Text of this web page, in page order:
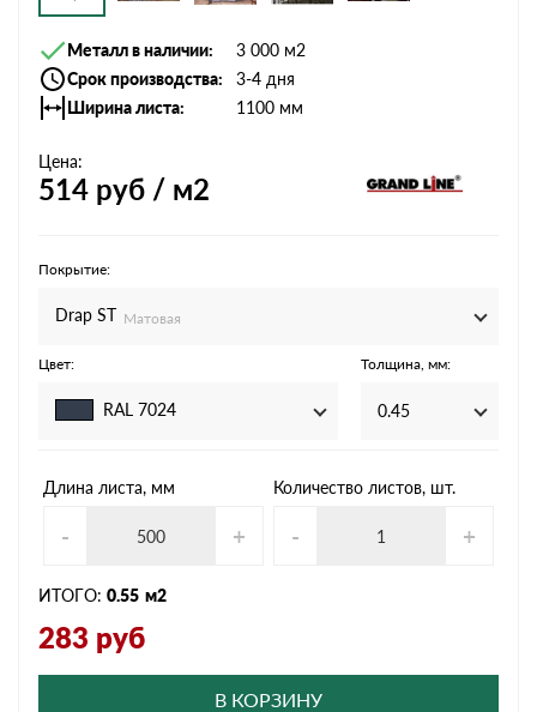
Металл в наличии
3 000 м2
Срок производства
3-4 дня
Ширина листа
1100 мм
Цена:
514 руб / м2
Покрытие:
Drap ST Матовая
Цвет:
RAL 7024
Толщина, мм:
0.45
Длина листа, мм
- +
Количество листов, шт.
- +
ИТОГО: 0.55 м2
283 руб
В КОРЗИНУ